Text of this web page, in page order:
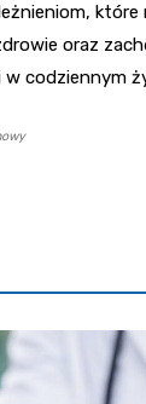
oraz
codziennym